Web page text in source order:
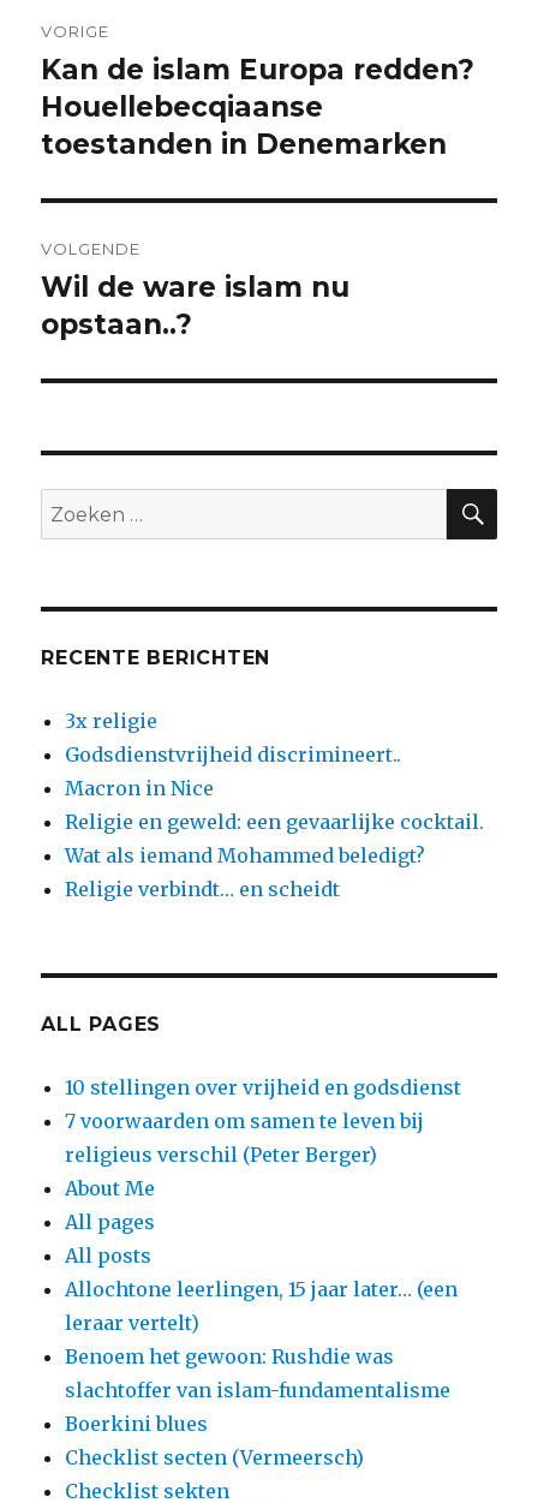
navigatie
VORIGE
Vorig
bericht:
Kan de islam Europa redden?
Houellebecqiaanse
toestanden in Denemarken
VOLGENDE
Volgend
bericht:
Wil de ware islam nu
opstaan..?
Zoeken
naar:
RECENTE BERICHTEN
3x religie
Godsdienstvrijheid discrimineert..
Macron in Nice
Religie en geweld: een gevaarlijke cocktail.
Wat als iemand Mohammed beledigt?
Religie verbindt… en scheidt
ALL PAGES
10 stellingen over vrijheid en godsdienst
7 voorwaarden om samen te leven bij
religieus verschil (Peter Berger)
About Me
All pages
All posts
Allochtone leerlingen, 15 jaar later… (een
leraar vertelt)
Benoem het gewoon: Rushdie was
slachtoffer van islam-fundamentalisme
Boerkini blues
Checklist secten (Vermeersch)
Checklist sekten